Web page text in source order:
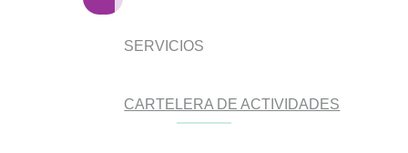
SERVICIOS
CARTELERA DE ACTIVIDADES